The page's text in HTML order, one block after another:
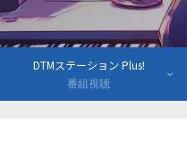
DTMステーション Plus!
番組視聴